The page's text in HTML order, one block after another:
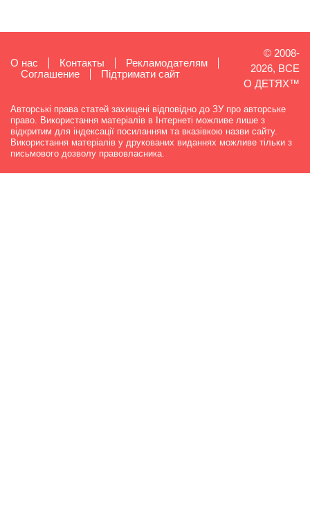
О нас Контакты
Рекламодателям
Cоглашение
Підтримати сайт
© 2008-
2026, ВСЕ
О ДЕТЯХ™
Авторські права статей захищені відповідно до ЗУ про авторське
право. Використання матеріалів в Інтернеті можливе лише з
відкритим для індексації посиланням та вказівкою назви сайту.
Використання матеріалів у друкованих виданнях можливе тільки з
письмового дозволу правовласника.